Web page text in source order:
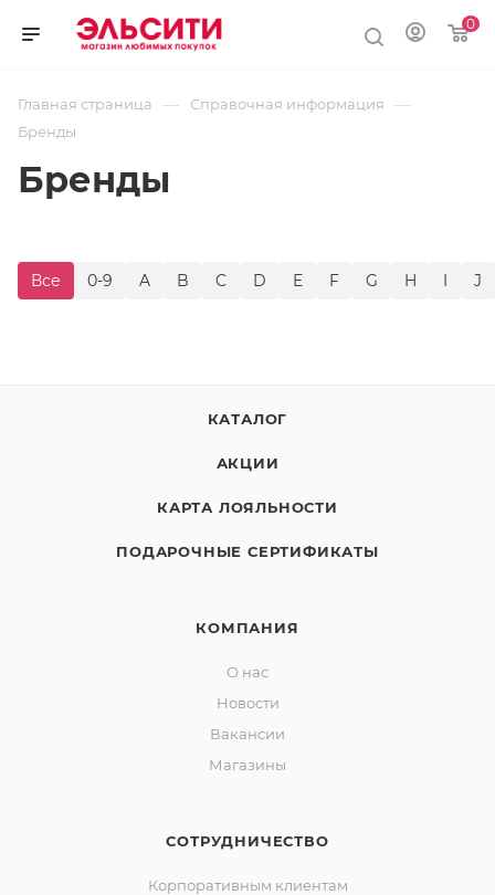
0
Главная страница — Справочная информация —
Бренды
Бренды
Все 0-9 A B C D E F G H I J
КАТАЛОГ
АКЦИИ
КАРТА ЛОЯЛЬНОСТИ
ПОДАРОЧНЫЕ СЕРТИФИКАТЫ
КОМПАНИЯ
О нас
Новости
Вакансии
Магазины
СОТРУДНИЧЕСТВО
Корпоративным клиентам